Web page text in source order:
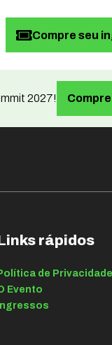
Compre seu
2027!
rápidos
de Privacidade
Evento
Ingressos